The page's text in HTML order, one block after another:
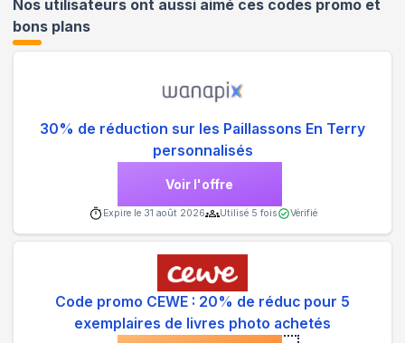
Nos utilisateurs ont aussi aimé ces codes promo et
bons plans
30% de réduction sur les Paillassons En Terry
personnalisés
Voir l'offre
Expire le 31 août 2026 Utilisé 5 fois Vérifié
Code promo CEWE : 20% de réduc pour 5
exemplaires de livres photo achetés